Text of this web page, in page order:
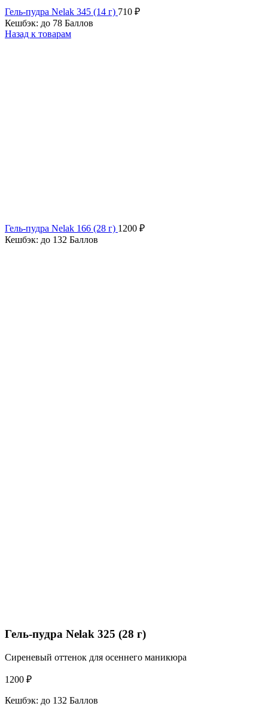
Гель-пудра Nelak 345 (14 г) 710 ₽
Кешбэк: до 78 Баллов
Назад к товарам
Гель-пудра Nelak 166 (28 г) 1200 ₽
Кешбэк: до 132 Баллов
Гель-пудра Nelak 325 (28 г)
Сиреневый оттенок для осеннего маникюра
1200 ₽
Кешбэк: до 132 Баллов